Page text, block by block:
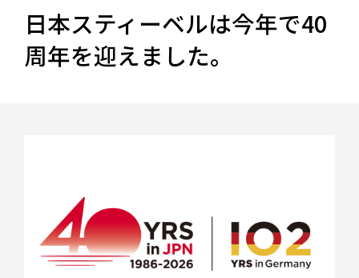
日本スティーベルは今年で40
周年を迎えました。